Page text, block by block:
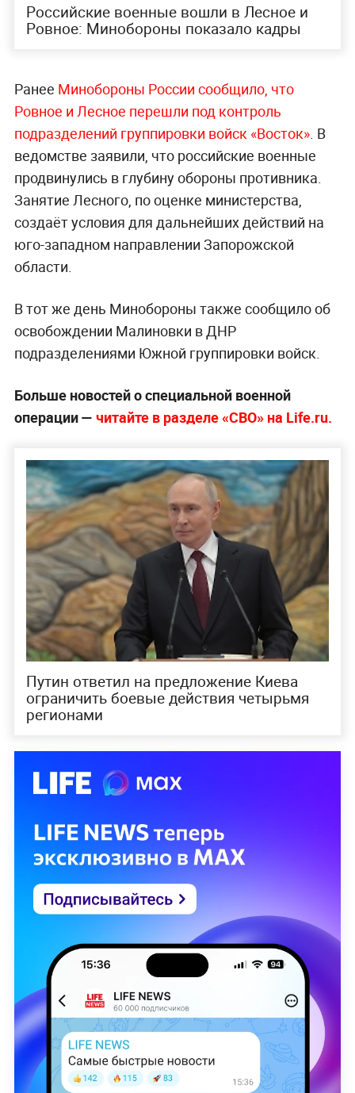
Российские военные вошли в Лесное и
Ровное: Минобороны показало кадры
Ранее Минобороны России сообщило, что
Ровное и Лесное перешли под контроль
подразделений группировки войск «Восток». В
ведомстве заявили, что российские военные
продвинулись в глубину обороны противника.
Занятие Лесного, по оценке министерства,
создаёт условия для дальнейших действий на
юго-западном направлении Запорожской
области.
В тот же день Минобороны также сообщило об
освобождении Малиновки в ДНР
подразделениями Южной группировки войск.
Больше новостей о специальной военной
операции — читайте в разделе «СВО» на Life.ru.
Путин ответил на предложение Киева
ограничить боевые действия четырьмя
регионами